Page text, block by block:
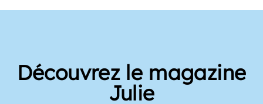
Découvrez le magazine
Julie